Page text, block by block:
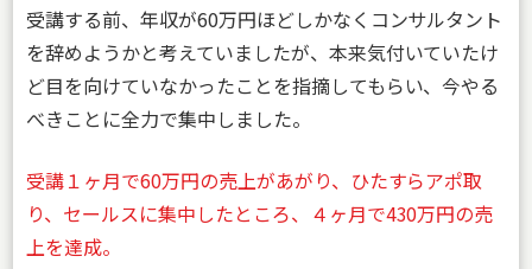
受講する前、年収が60万円ほどしかなくコンサルタント
を辞めようかと考えていましたが、本来気付いていたけ
ど目を向けていなかったことを指摘してもらい、今やる
べきことに全力で集中しました。
受講１ヶ月で60万円の売上があがり、ひたすらアポ取
り、セールスに集中したところ、４ヶ月で430万円の売
上を達成。